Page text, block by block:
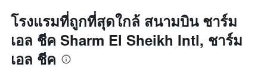
ราคา
เฉลี่ย
ของ
พัก
โรงแรมที่ถูกที่สุดใกล้ สนามบิน ชาร์ม
เอล ชีค Sharm El Sheikh Intl, ชาร์ม
เอล ชีค